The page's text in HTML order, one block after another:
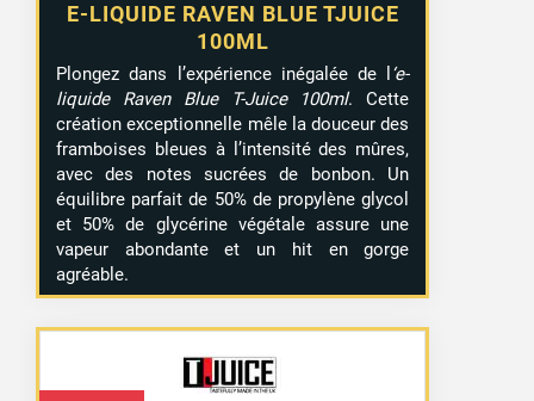
E-LIQUIDE RAVEN BLUE TJUICE
100ML
Plongez dans l’expérience inégalée de l ‘e-
liquide Raven Blue T-Juice 100ml. Cette
création exceptionnelle mêle la douceur des
framboises bleues à l’intensité des mûres,
avec des notes sucrées de bonbon. Un
équilibre parfait de 50% de propylène glycol
et 50% de glycérine végétale assure une
vapeur abondante et un hit en gorge
agréable.